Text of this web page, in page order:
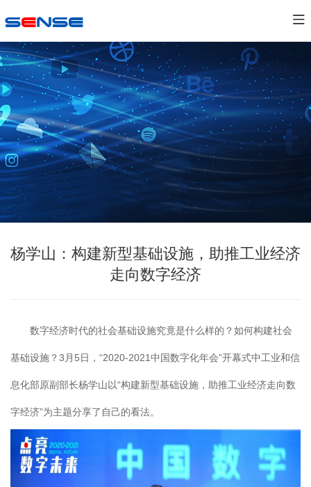
杨学山：构建新型基础设施，助推工业经济
走向数字经济
数字经济时代的社会基础设施究竟是什么样的？如何构建社会
基础设施？3月5日，“2020-2021中国数字化年会”开幕式中工业和信
息化部原副部长杨学山以“构建新型基础设施，助推工业经济走向数
字经济”为主题分享了自己的看法。